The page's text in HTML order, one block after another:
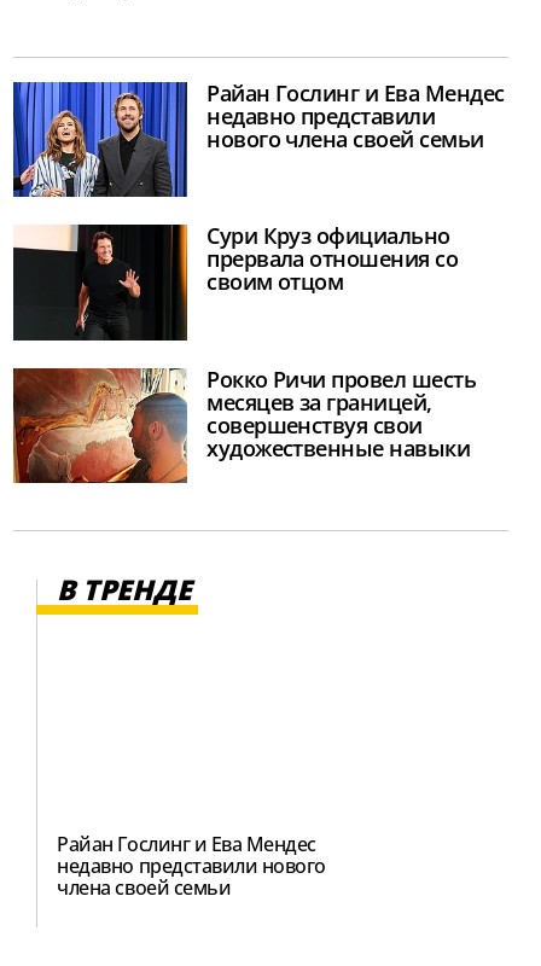
Райан Гослинг и Ева Мендес
недавно представили
нового члена своей семьи
Сури Круз официально
прервала отношения со
своим отцом
Рокко Ричи провел шесть
месяцев за границей,
совершенствуя свои
художественные навыки
В ТРЕНДЕ
Райан Гослинг и Ева Мендес
недавно представили нового
члена своей семьи